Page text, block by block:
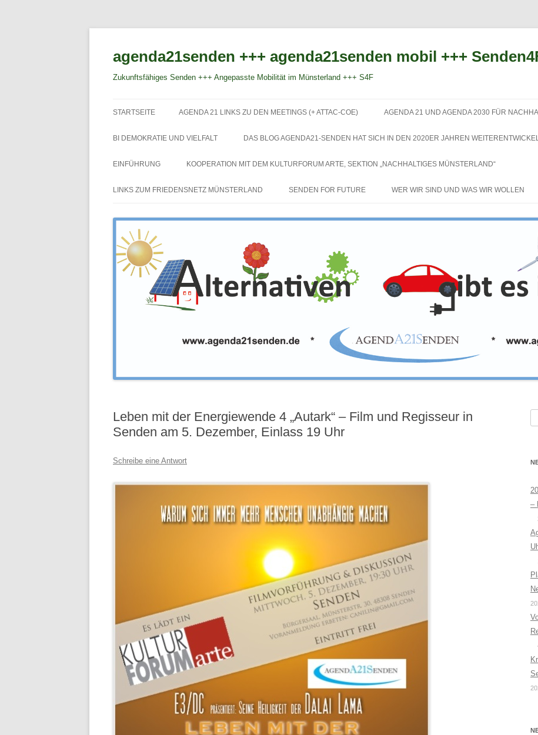
agenda21senden +++ agenda21senden mobil +++
Zukunftsfähiges Senden +++ Angepasste Mobilität im Münsterland +++ S4F
Inhalt
STARTSEITE AGENDA 21 LINKS ZU DEN MEETINGS (+ ATTAC-COE) AGENDA 21 UND AGENDA 2030 FÜR
BI DEMOKRATIE UND VIELFALT DAS BLOG AGENDA21-SENDEN HAT SICH IN DEN 2020ER JAHREN
EINFÜHRUNG KOOPERATION MIT DEM KULTURFORUM ARTE, SEKTION „NACHHALTIGES MÜNSTERLAND“
LINKS ZUM FRIEDENSNETZ MÜNSTERLAND SENDEN FOR FUTURE WER WIR SIND UND WAS WIR WOLLEN
Leben mit der Energiewende 4 „Autark“ – Film und Regisseur in
Senden am 5. Dezember, Einlass 19 Uhr
Schreibe eine Antwort
–